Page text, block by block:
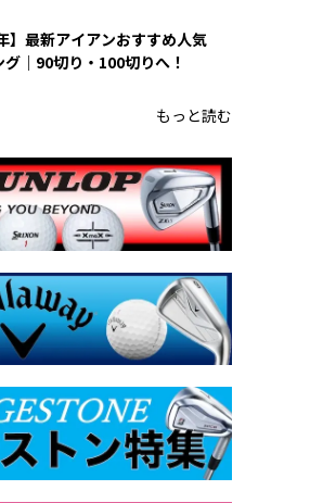
】最新アイアンおすすめ人気
グ｜90切り・100切りへ！
もっと読む